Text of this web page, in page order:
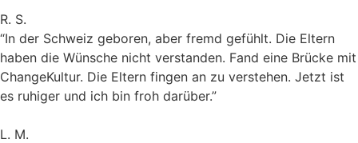
R. S.
“In der Schweiz geboren, aber fremd gefühlt. Die Eltern
haben die Wünsche nicht verstanden. Fand eine Brücke mit
ChangeKultur. Die Eltern fingen an zu verstehen. Jetzt ist
es ruhiger und ich bin froh darüber.”
L. M.